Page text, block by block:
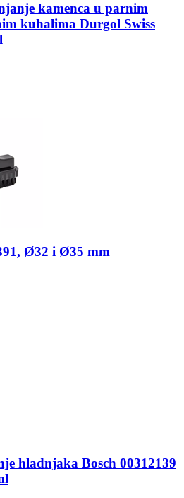
kamenca u parnim
kuhalima Durgol Swiss
Ø32 i Ø35 mm
hladnjaka Bosch 00312139